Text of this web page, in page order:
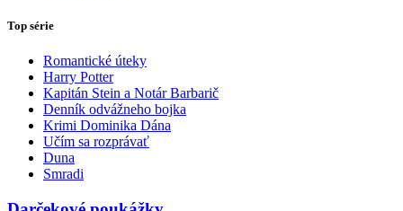
Top série
Romantické úteky
Harry Potter
Kapitán Stein a Notár Barbarič
Denník odvážneho bojka
Krimi Dominika Dána
Učím sa rozprávať
Duna
Smradi